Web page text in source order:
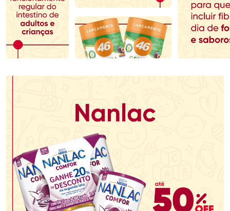
Comprar sem Desconto
Por R$ 142,49/cada
Comprar sem Desconto
Por R$ 142,49/cada
Comprar sem Desconto
Por R$ 104,99/cada
Comprar sem Desconto
Por R$ 104,99/cada